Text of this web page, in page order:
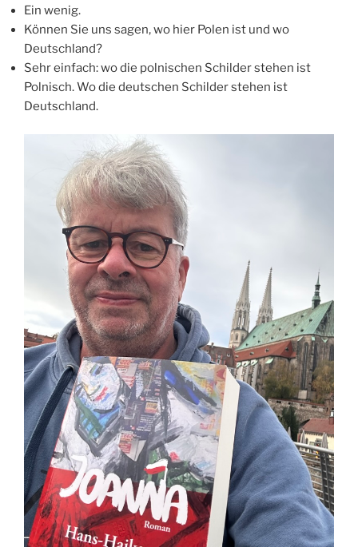
Ein wenig.
Können Sie uns sagen, wo hier Polen ist und wo
Deutschland?
Sehr einfach: wo die polnischen Schilder stehen ist
Polnisch. Wo die deutschen Schilder stehen ist
Deutschland.